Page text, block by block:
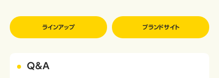
ラインアップ ブランドサイト
Q&A